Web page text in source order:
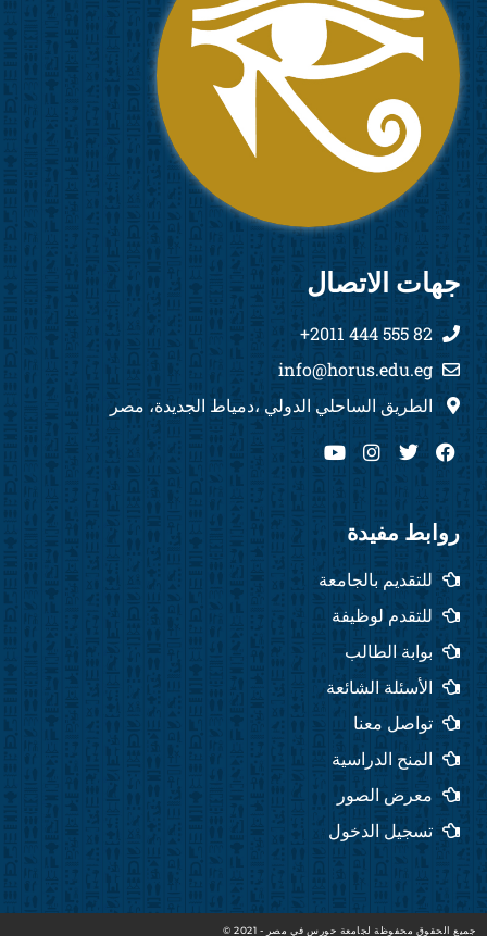
جهات الاتصال
82 555 444 2011+
info@horus.edu.eg
الطريق الساحلي الدولي ،دمياط الجديدة، مصر
F
a
b
o
o
k
T
w
t
e
I
n
a
g
a
m
Y
o
روابط مفيدة
للتقديم بالجامعة
للتقدم لوظيفة
بوابة الطالب
الأسئلة الشائعة
تواصل معنا
المنح الدراسية
معرض الصور
تسجيل الدخول
جميع الحقوق محفوظة لجامعة حورس في مصر - 2021 ©